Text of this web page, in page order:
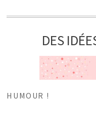
DES
HUMOUR !